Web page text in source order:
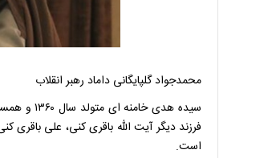
محمدجواد گلپایگانی داماد رهبر انقلاب
سیده هدی
فرزند دیگر آیت الله باقری کنی، علی
است.